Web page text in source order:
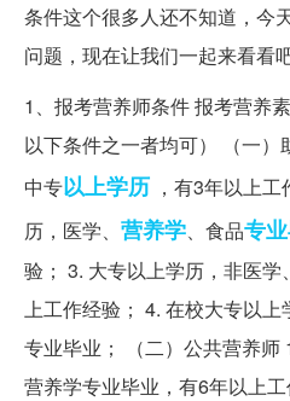
条件这个很多人还不知道，今
问题，现在让我们一起来看看
1、报考营养师条件 报考营养
以下条件之一者均可） （一
中专以上学历 ，有3年以上
历，医学、 营养学、食品专
验； 3. 大专以上学历，非医
上工作经验； 4. 在校大专以
专业毕业； （二）公共营养师
营养学专业毕业，有6年以上